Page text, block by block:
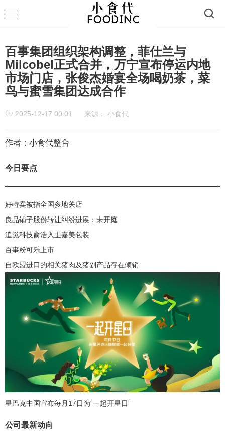
百事集团组织架构调整，菲仕兰与
Milcobel正式合并，万宁宣布停运内地
市场门店，张俊杰婚宴全场喝奶茶，菜
鸟与蜜雪集团达成合作
2025-12-17 00:01 来源： 小食代
作者：小食代整合
今日要点
好特卖被指全国多地关店
良品铺子股份转让纠纷进展：未开庭
追觅科技俞浩入主嘉美包装
百事粉可乐上市
自欧盟进口的相关猪肉及猪副产品存在倾销
星巴克中国宣布每月17日为“一起开星日”
公司最新动向